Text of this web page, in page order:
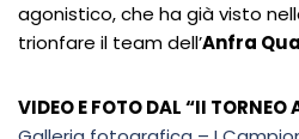
agonistico, che ha già visto
trionfare il team dell’Anfra
VIDEO E FOTO DAL “II TORNEO